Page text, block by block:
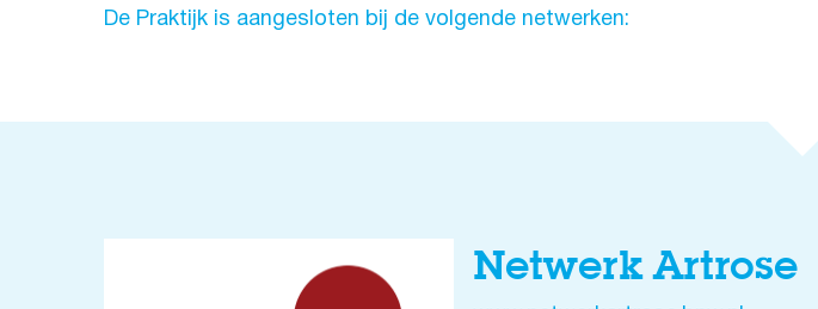
De Praktijk is aangesloten bij de volgende netwerken:
Netwerk Artrose